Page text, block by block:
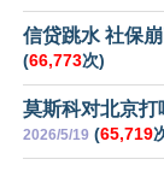
信贷跳水 社保
(66,773次)
莫斯科对北京打
2026/5/19 (65,719